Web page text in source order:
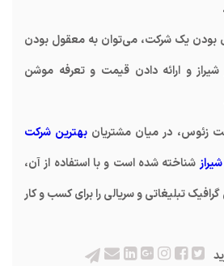
بودن یک شرکت، می‌توان به معقول بودن
و ارائه دادن قیمت و تعرفه موشن
زئوس، در میان مشتریان بهترین شرکت
شناخته شده است و با استفاده از آن،
تبلیغاتی و سریالی را برای کسب و کار